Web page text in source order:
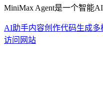
MiniMax Agent是一个智能
AI助手内容创作代码生成多
访问网站